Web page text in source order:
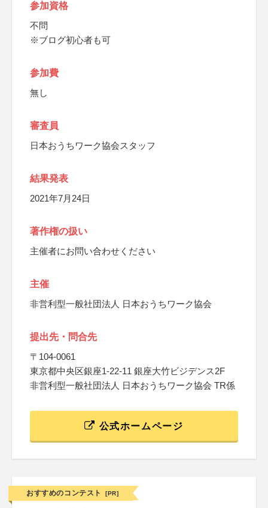
参加資格
不問
※ブログ初心者も可
参加費
無し
審査員
日本おうちワーク協会スタッフ
結果発表
2021年7月24日
著作権の扱い
主催者にお問い合わせください
主催
非営利型一般社団法人 日本おうちワーク協会
提出先・問合先
〒104-0061
東京都中央区銀座1-22-11 銀座大竹ビジデンス2F
非営利型一般社団法人 日本おうちワーク協会 TR係
公式ホームページ
おすすめのコンテスト [PR]